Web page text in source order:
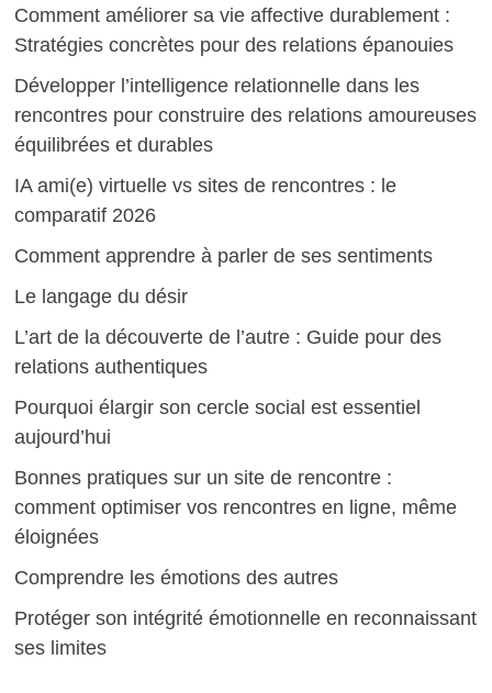
Comment améliorer sa vie affective durablement :
Stratégies concrètes pour des relations épanouies
Développer l’intelligence relationnelle dans les
rencontres pour construire des relations amoureuses
équilibrées et durables
IA ami(e) virtuelle vs sites de rencontres : le
comparatif 2026
Comment apprendre à parler de ses sentiments
Le langage du désir
L’art de la découverte de l’autre : Guide pour des
relations authentiques
Pourquoi élargir son cercle social est essentiel
aujourd’hui
Bonnes pratiques sur un site de rencontre :
comment optimiser vos rencontres en ligne, même
éloignées
Comprendre les émotions des autres
Protéger son intégrité émotionnelle en reconnaissant
ses limites